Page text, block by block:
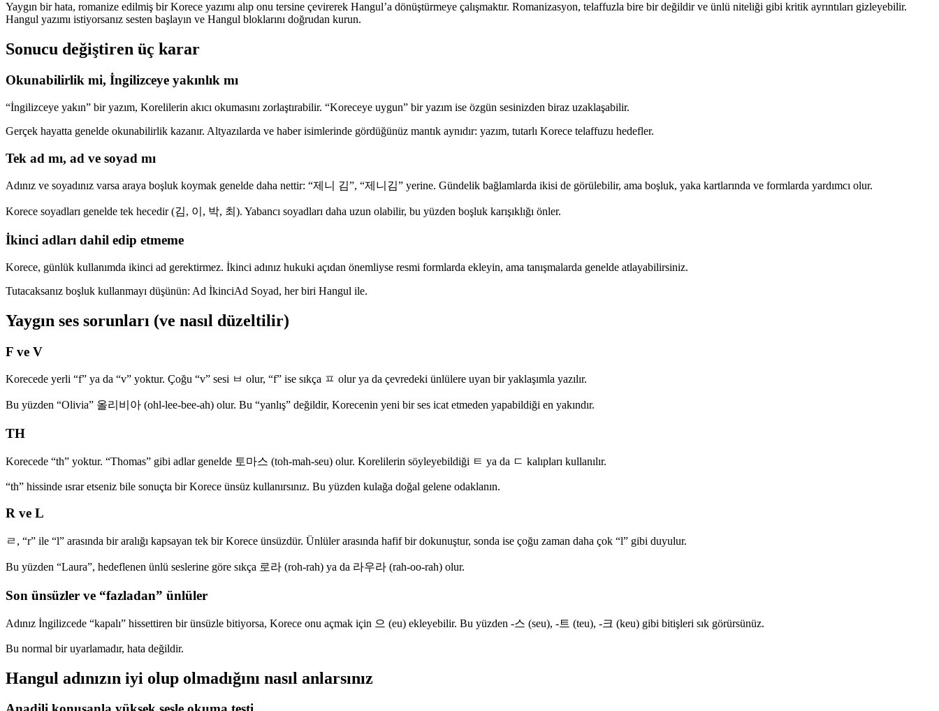
Yaygın bir hata, romanize edilmiş bir Korece yazımı alıp onu tersine çevirerek Hangul’a dönüştürmeye çalışmaktır. Romanizasyon, telaffuzla bire bir değildir ve ünlü niteliği gibi kritik ayrıntıları gizleyebilir.
Hangul yazımı istiyorsanız sesten başlayın ve Hangul bloklarını doğrudan kurun.
Sonucu değiştiren üç karar
Okunabilirlik mi, İngilizceye yakınlık mı
“İngilizceye yakın” bir yazım, Korelilerin akıcı okumasını zorlaştırabilir. “Koreceye uygun” bir yazım ise özgün sesinizden biraz uzaklaşabilir.
Gerçek hayatta genelde okunabilirlik kazanır. Altyazılarda ve haber isimlerinde gördüğünüz mantık aynıdır: yazım, tutarlı Korece telaffuzu hedefler.
Tek ad mı, ad ve soyad mı
Adınız ve soyadınız varsa araya boşluk koymak genelde daha nettir: “제니 김”, “제니김” yerine. Gündelik bağlamlarda ikisi de görülebilir, ama boşluk, yaka kartlarında ve formlarda yardımcı olur.
Korece soyadları genelde tek hecedir (김, 이, 박, 최). Yabancı soyadları daha uzun olabilir, bu yüzden boşluk karışıklığı önler.
İkinci adları dahil edip etmeme
Korece, günlük kullanımda ikinci ad gerektirmez. İkinci adınız hukuki açıdan önemliyse resmi formlarda ekleyin, ama tanışmalarda genelde atlayabilirsiniz.
Tutacaksanız boşluk kullanmayı düşünün: Ad İkinciAd Soyad, her biri Hangul ile.
Yaygın ses sorunları (ve nasıl düzeltilir)
F ve V
Korecede yerli “f” ya da “v” yoktur. Çoğu “v” sesi ㅂ olur, “f” ise sıkça ㅍ olur ya da çevredeki ünlülere uyan bir yaklaşımla yazılır.
Bu yüzden “Olivia” 올리비아 (ohl-lee-bee-ah) olur. Bu “yanlış” değildir, Korecenin yeni bir ses icat etmeden yapabildiği en yakındır.
TH
Korecede “th” yoktur. “Thomas” gibi adlar genelde 토마스 (toh-mah-seu) olur. Korelilerin söyleyebildiği ㅌ ya da ㄷ kalıpları kullanılır.
“th” hissinde ısrar etseniz bile sonuçta bir Korece ünsüz kullanırsınız. Bu yüzden kulağa doğal gelene odaklanın.
R ve L
ㄹ, “r” ile “l” arasında bir aralığı kapsayan tek bir Korece ünsüzdür. Ünlüler arasında hafif bir dokunuştur, sonda ise çoğu zaman daha çok “l” gibi duyulur.
Bu yüzden “Laura”, hedeflenen ünlü seslerine göre sıkça 로라 (roh-rah) ya da 라우라 (rah-oo-rah) olur.
Son ünsüzler ve “fazladan” ünlüler
Adınız İngilizcede “kapalı” hissettiren bir ünsüzle bitiyorsa, Korece onu açmak için 으 (eu) ekleyebilir. Bu yüzden -스 (seu), -트 (teu), -크 (keu) gibi bitişleri sık görürsünüz.
Bu normal bir uyarlamadır, hata değildir.
Hangul adınızın iyi olup olmadığını nasıl anlarsınız